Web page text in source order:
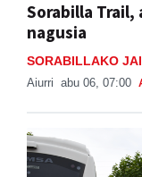
Sorabilla
nagusia
SORABILLAKO
Aiurri abu 06, 07:00